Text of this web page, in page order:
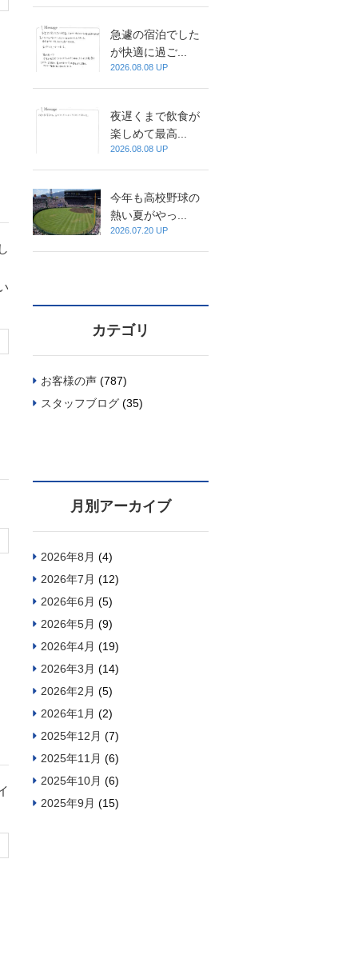
急遽の宿泊でした
が快適に過ご...
2026.08.08 UP
夜遅くまで飲食が
楽しめて最高...
2026.08.08 UP
今年も高校野球の
熱い夏がやっ...
2026.07.20 UP
カテゴリ
お客様の声 (787)
スタッフブログ (35)
月別アーカイブ
2026年8月 (4)
2026年7月 (12)
2026年6月 (5)
2026年5月 (9)
2026年4月 (19)
2026年3月 (14)
2026年2月 (5)
2026年1月 (2)
2025年12月 (7)
2025年11月 (6)
2025年10月 (6)
2025年9月 (15)